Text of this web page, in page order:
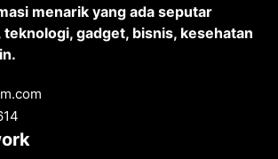
menarik yang ada seputar
gadget, bisnis, kesehatan